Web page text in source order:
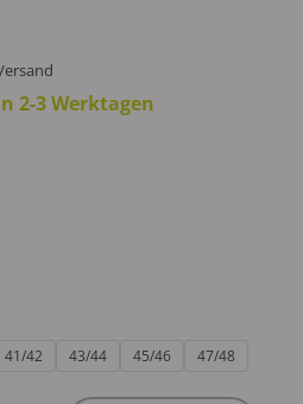
2-3 Werktagen
41/42 43/44 45/46 47/48